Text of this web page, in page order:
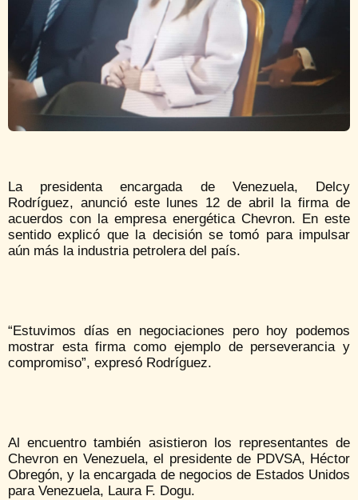
La presidenta encargada de Venezuela, Delcy
Rodríguez, anunció este lunes 12 de abril la firma de
acuerdos con la empresa energética Chevron. En este
sentido explicó que la decisión se tomó para impulsar
aún más la industria petrolera del país.
“Estuvimos días en negociaciones pero hoy podemos
mostrar esta firma como ejemplo de perseverancia y
compromiso”, expresó Rodríguez.
Al encuentro también asistieron los representantes de
Chevron en Venezuela, el presidente de PDVSA, Héctor
Obregón, y la encargada de negocios de Estados Unidos
para Venezuela, Laura F. Dogu.